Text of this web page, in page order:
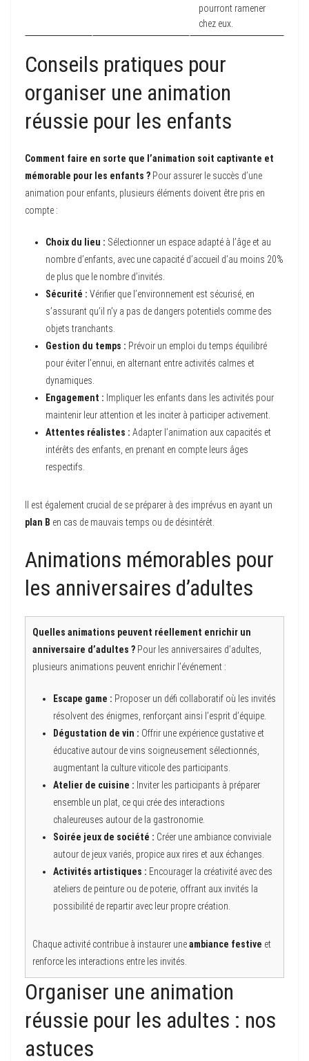
pourront ramener
chez eux.
Conseils pratiques pour
organiser une animation
réussie pour les enfants
Comment faire en sorte que l’animation soit captivante et
mémorable pour les enfants ? Pour assurer le succès d’une
animation pour enfants, plusieurs éléments doivent être pris en
compte :
Choix du lieu : Sélectionner un espace adapté à l’âge et au
nombre d’enfants, avec une capacité d’accueil d’au moins 20%
de plus que le nombre d’invités.
Sécurité : Vérifier que l’environnement est sécurisé, en
s’assurant qu’il n’y a pas de dangers potentiels comme des
objets tranchants.
Gestion du temps : Prévoir un emploi du temps équilibré
pour éviter l’ennui, en alternant entre activités calmes et
dynamiques.
Engagement : Impliquer les enfants dans les activités pour
maintenir leur attention et les inciter à participer activement.
Attentes réalistes : Adapter l’animation aux capacités et
intérêts des enfants, en prenant en compte leurs âges
respectifs.
Il est également crucial de se préparer à des imprévus en ayant un
plan B en cas de mauvais temps ou de désintérêt.
Animations mémorables pour
les anniversaires d’adultes
Quelles animations peuvent réellement enrichir un
anniversaire d’adultes ? Pour les anniversaires d’adultes,
plusieurs animations peuvent enrichir l’événement :
Escape game : Proposer un défi collaboratif où les invités
résolvent des énigmes, renforçant ainsi l’esprit d’équipe.
Dégustation de vin : Offrir une expérience gustative et
éducative autour de vins soigneusement sélectionnés,
augmentant la culture viticole des participants.
Atelier de cuisine : Inviter les participants à préparer
ensemble un plat, ce qui crée des interactions
chaleureuses autour de la gastronomie.
Soirée jeux de société : Créer une ambiance conviviale
autour de jeux variés, propice aux rires et aux échanges.
Activités artistiques : Encourager la créativité avec des
ateliers de peinture ou de poterie, offrant aux invités la
possibilité de repartir avec leur propre création.
Chaque activité contribue à instaurer uneambiance festive et
renforce les interactions entre les invités.
Organiser une animation
réussie pour les adultes : nos
astuces